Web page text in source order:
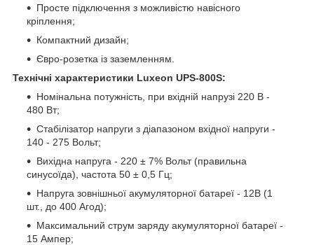
Просте підключення з можливістю навісного
кріплення;
Компактний дизайн;
Євро-розетка із заземленням.
Технічні характеристики Luxeon UPS-800S:
Номінальна потужність, при вхідній напрузі 220 В -
480 Вт;
Стабілізатор напруги з діапазоном вхідної напруги -
140 - 275 Вольт;
Вихідна напруга - 220 ± 7% Вольт (правильна
синусоїда), частота 50 ± 0,5 Гц;
Напруга зовнішньої акумуляторної батареї - 12В (1
шт., до 400 Агод);
Максимальний струм заряду акумуляторної батареї -
15 Ампер;